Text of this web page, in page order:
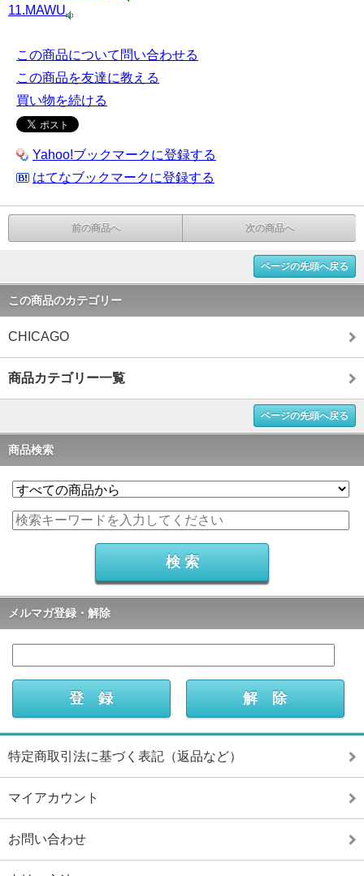
11.MAWU
この商品について問い合わせる
この商品を友達に教える
買い物を続ける
Yahoo!ブックマークに登録する
はてなブックマークに登録する
前の商品へ 次の商品へ
ページの先頭へ戻る
この商品のカテゴリー
CHICAGO
商品カテゴリー一覧
ページの先頭へ戻る
商品検索
メルマガ登録・解除
特定商取引法に基づく表記（返品など）
マイアカウント
お問い合わせ